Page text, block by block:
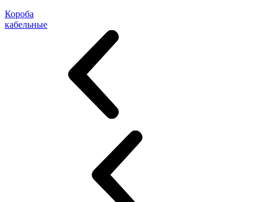
Короба
кабельные